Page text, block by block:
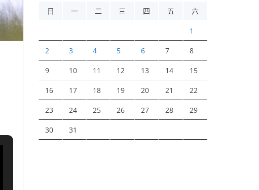
日
一 二 三 四 五 六
1
2 3 4 5 6 7 8
9 10 11 12 13 14 15
16 17 18 19 20 21 22
23 24 25 26 27 28 29
30 31